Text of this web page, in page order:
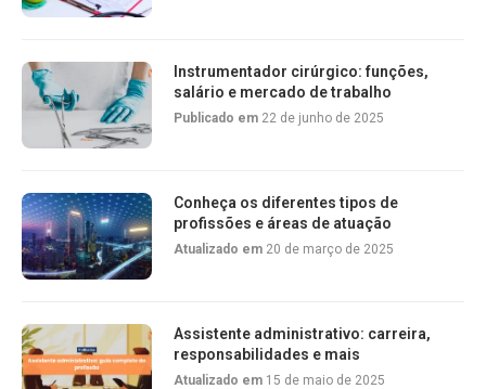
Instrumentador cirúrgico: funções,
salário e mercado de trabalho
Publicado em 22 de junho de 2025
Conheça os diferentes tipos de
profissões e áreas de atuação
Atualizado em 20 de março de 2025
Assistente administrativo: carreira,
responsabilidades e mais
Atualizado em 15 de maio de 2025